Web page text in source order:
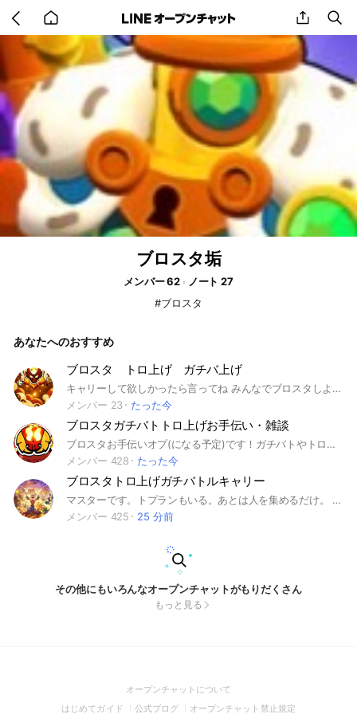
back
to
home
share
ブロスタ垢
メンバー 62
ノート 27
#ブロスタ
あなたへのおすすめ
ブロスタ トロ上げ ガチバ上げ
キャリーして欲しかったら言ってね みんなでブロスタしよー
メンバー 23
たった今
ブロスタガチバトトロ上げお手伝い・雑談
ブロスタお手伝いオプ(になる予定)です！ガチバトやトロ上げのお手伝いやフレバトなどいろいろできるようにしたいです！管理人はレジェ1の雑魚なのでキャリーしてください(*^^*) 着実に人が増えてきているのでジャンジャンバリバリ参加していっぱい募集かけてください！よろしくお願いします！ 管理人もやし初レジェ4月3日 #ブロスタ #ブロスタガチバト #ブロスタトロ上げ
メンバー 428
たった今
ブロスタトロ上げガチバトルキャリー
マスターです。トプランもいる。あとは人を集めるだけ。 入ってきてくれた人、メンションしてくれたらキャリーします。 #ブロスタ #ブロスタガチバトル #ガチバトル #トップランカー #トプラン #ブロスタキャリー #ガチバトルキャリー #ブロスタマスター #ブロスタ初心者 #ブロスタ中級者 #ブロスタ上級者 #ブロスタトロ上げ #トロ上げ
メンバー 425
25 分前
その他にもいろんなオープンチャットがもりだくさん
もっと見る
オープンチャットについて
in
はじめてガイド (Open
公式ブログ (Open
オープンチャット禁止規定(Open